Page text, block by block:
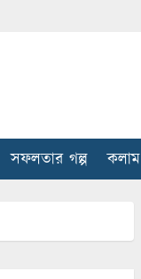
সফলতার গল্প কলাম